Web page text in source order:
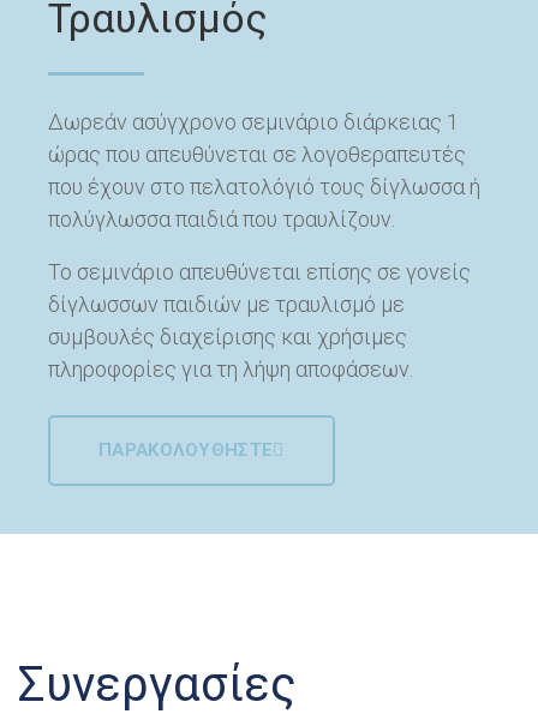
Τραυλισμός
Δωρεάν ασύγχρονο σεμινάριο διάρκειας 1
ώρας που απευθύνεται σε λογοθεραπευτές
που έχουν στο πελατολόγιό τους δίγλωσσα ή
πολύγλωσσα παιδιά που τραυλίζουν.
Το σεμινάριο απευθύνεται επίσης σε γονείς
δίγλωσσων παιδιών με τραυλισμό με
συμβουλές διαχείρισης και χρήσιμες
πληροφορίες για τη λήψη αποφάσεων.
ΠΑΡΑΚΟΛΟΥΘΗΣΤΕ
Συνεργασίες